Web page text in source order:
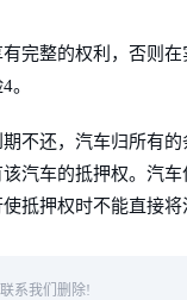
完整的权利，否则在
。
不还，汽车归所有的
汽车的抵押权。汽
抵押权时不能直接将
系我们删除!